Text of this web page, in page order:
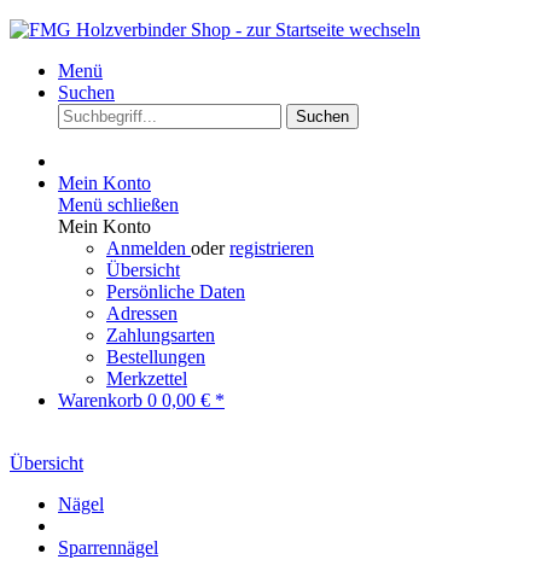
Menü
Suchen
Suchen
Mein Konto
Menü schließen
Mein Konto
Anmelden oderregistrieren
Übersicht
Persönliche Daten
Adressen
Zahlungsarten
Bestellungen
Merkzettel
Warenkorb 0 0,00 € *
Übersicht
Nägel
Sparrennägel